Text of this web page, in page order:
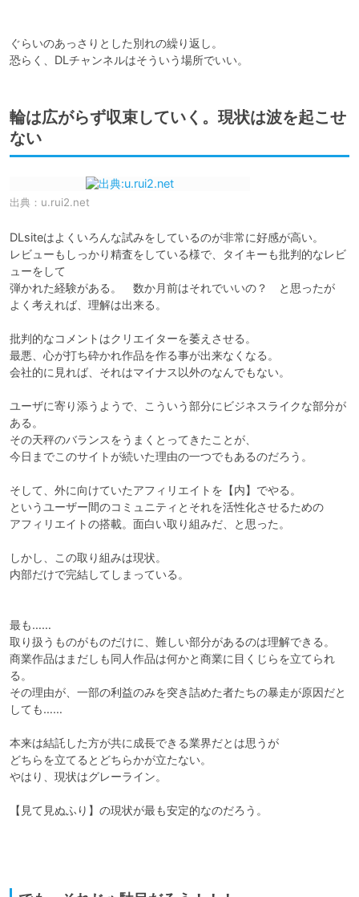
ぐらいのあっさりとした別れの繰り返し。
恐らく、DLチャンネルはそういう場所でいい。
輪は広がらず収束していく。現状は波を起こせ
ない
出典： u.rui2.net
DLsiteはよくいろんな試みをしているのが非常に好感が高い。
レビューもしっかり精査をしている様で、タイキーも批判的なレビ
ューをして
弾かれた経験がある。　数か月前はそれでいいの？　と思ったが
よく考えれば、理解は出来る。
批判的なコメントはクリエイターを萎えさせる。
最悪、心が打ち砕かれ作品を作る事が出来なくなる。
会社的に見れば、それはマイナス以外のなんでもない。
ユーザに寄り添うようで、こういう部分にビジネスライクな部分が
ある。
その天秤のバランスをうまくとってきたことが、
今日までこのサイトが続いた理由の一つでもあるのだろう。
そして、外に向けていたアフィリエイトを【内】でやる。
というユーザー間のコミュニティとそれを活性化させるための
アフィリエイトの搭載。面白い取り組みだ、と思った。
しかし、この取り組みは現状。
内部だけで完結してしまっている。
最も……
取り扱うものがものだけに、難しい部分があるのは理解できる。
商業作品はまだしも同人作品は何かと商業に目くじらを立てられ
る。
その理由が、一部の利益のみを突き詰めた者たちの暴走が原因だと
しても……
本来は結託した方が共に成長できる業界だとは思うが
どちらを立てるとどちらかが立たない。
やはり、現状はグレーライン。
【見て見ぬふり】の現状が最も安定的なのだろう。